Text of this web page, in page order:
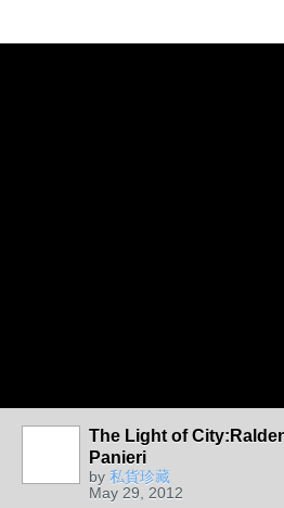
The Light of
Panieri
by 私貨珍藏
May 29, 2012